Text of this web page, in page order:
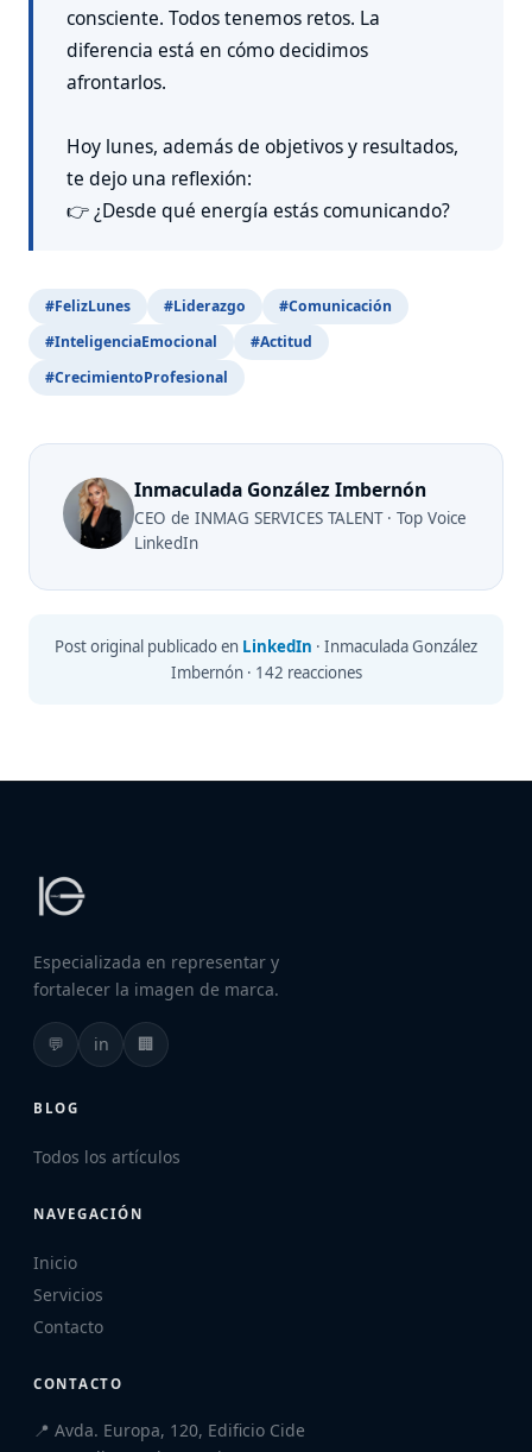
consciente. Todos tenemos retos. La
diferencia está en cómo decidimos
afrontarlos.
Hoy lunes, además de objetivos y resultados,
te dejo una reflexión:
👉 ¿Desde qué energía estás comunicando?
#FelizLunes #Liderazgo
#Comunicación
#InteligenciaEmocional
#Actitud
#CrecimientoProfesional
Inmaculada González Imbernón
CEO de INMAG SERVICES TALENT · Top Voice
LinkedIn
Post original publicado en LinkedIn · Inmaculada González
Imbernón · 142 reacciones
Especializada en representar y
fortalecer la imagen de marca.
💬 in 🏢
BLOG
Todos los artículos
NAVEGACIÓN
Inicio
Servicios
Contacto
CONTACTO
📍 Avda. Europa, 120, Edificio Cide